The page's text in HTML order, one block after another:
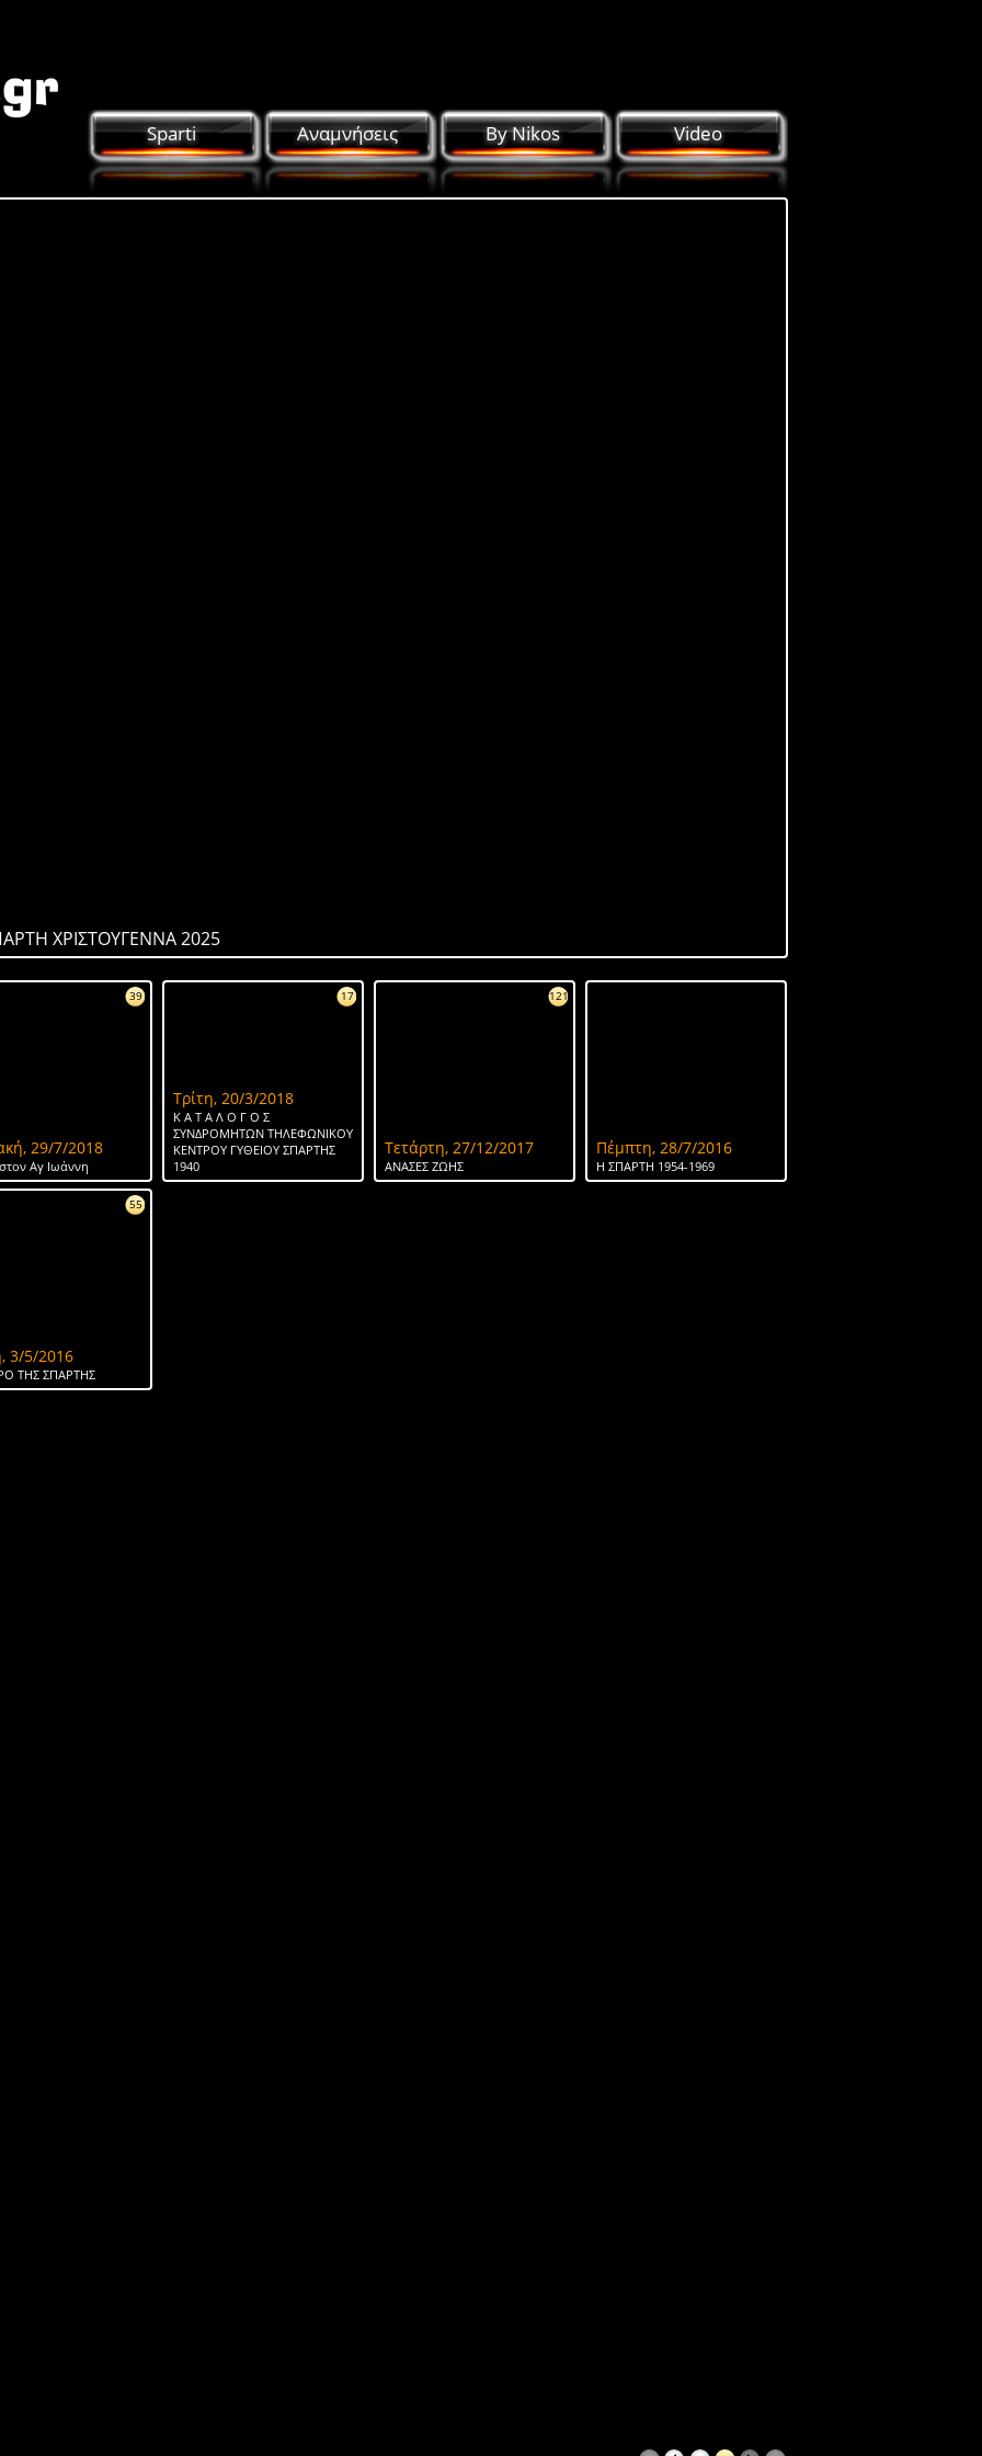
Sparti Αναμνήσεις By Nikos Video
ΧΡΙΣΤΟΥΓΕΝΝΑ 2025
39
29/7/2018
Αγ Ιωάννη
17
Τρίτη, 20/3/2018
Κ Α Τ Α Λ Ο Γ Ο Σ
ΣΥΝΔΡΟΜΗΤΩΝ ΤΗΛΕΦΩΝΙΚΟΥ
ΚΕΝΤΡΟΥ ΓΥΘΕΙΟΥ ΣΠΑΡΤΗΣ
1940
121
Τετάρτη, 27/12/2017
ΑΝΑΣΕΣ ΖΩΗΣ
Πέμπτη, 28/7/2016
Η ΣΠΑΡΤΗ 1954-1969
55
3/5/2016
ΤΗΣ ΣΠΑΡΤΗΣ